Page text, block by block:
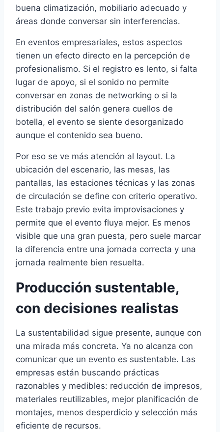
buena climatización, mobiliario adecuado y
áreas donde conversar sin interferencias.
En eventos empresariales, estos aspectos
tienen un efecto directo en la percepción de
profesionalismo. Si el registro es lento, si falta
lugar de apoyo, si el sonido no permite
conversar en zonas de networking o si la
distribución del salón genera cuellos de
botella, el evento se siente desorganizado
aunque el contenido sea bueno.
Por eso se ve más atención al layout. La
ubicación del escenario, las mesas, las
pantallas, las estaciones técnicas y las zonas
de circulación se define con criterio operativo.
Este trabajo previo evita improvisaciones y
permite que el evento fluya mejor. Es menos
visible que una gran puesta, pero suele marcar
la diferencia entre una jornada correcta y una
jornada realmente bien resuelta.
Producción sustentable,
con decisiones realistas
La sustentabilidad sigue presente, aunque con
una mirada más concreta. Ya no alcanza con
comunicar que un evento es sustentable. Las
empresas están buscando prácticas
razonables y medibles: reducción de impresos,
materiales reutilizables, mejor planificación de
montajes, menos desperdicio y selección más
eficiente de recursos.